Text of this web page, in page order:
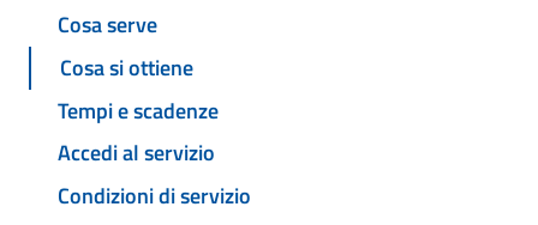
Cosa serve
Cosa si ottiene
Tempi e scadenze
Accedi al servizio
Condizioni di servizio